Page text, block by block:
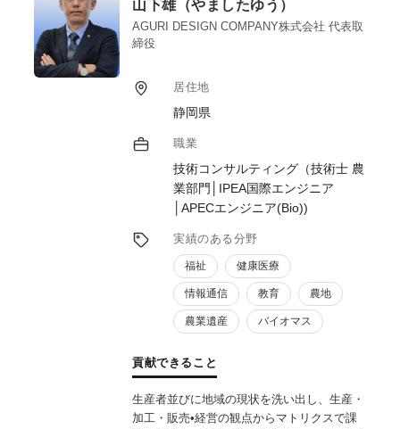
「主要資源」「主要事業」「パートナー」
「収益の流れ」「コスト構造」から現状のビ
② 事業体のパーパス（存在意義）からスタ
ートしたビジョン構築の文書化と戦略立案
ヒアリングし、対話を通して文書化すること
に貢献できると思います。パーパスがしっか
りした時点で、数年後のあるべき姿をビジョ
ンとして明確にし、具体的な戦略立案作成を
③ スマート農業認定支援、農業DXの支援
最近話題のスマート農業及びDXは、変革に
力点があると思います。スマート農業につい
ては認定制度が開始されていますので計画認
ネータとして農業者、中小企業に対するデジ
タル化を推進してきたため、データを活かし
た経営変革支援に貢献できると考えていま
す。
山下雄（やましたゆう）
AGURI DESIGN COMPANY株式会社 代表取
締役
居住地
静岡県
職業
技術コンサルティング（技術士 農
業部門│IPEA国際エンジニア
│APECエンジニア(Bio))
実績のある分野
福祉 健康医療
情報通信 教育 農地
農業遺産 バイオマス
貢献できること
生産者並びに地域の現状を洗い出し、生産・
加工・販売•経営の観点からマトリクスで課